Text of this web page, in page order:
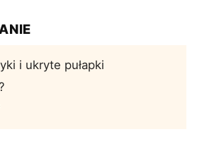
i ukryte pułapki